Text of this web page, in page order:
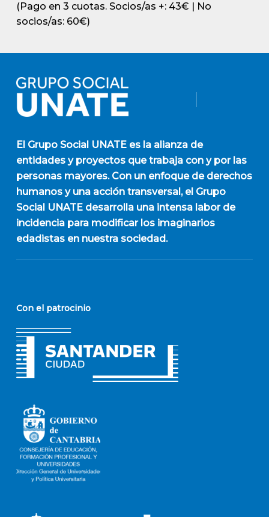
(Pago en 3 cuotas. Socios/as +: 43€ | No
socios/as: 60€)
El Grupo Social UNATEes la alianza de
entidades y proyectos que trabaja con y por las
personas mayores. Con un enfoque de derechos
humanos y una acción transversal, el Grupo
Social UNATE desarrolla una intensa labor de
incidencia para modificar los imaginarios
edadistas en nuestra sociedad.
Con el patrocinio